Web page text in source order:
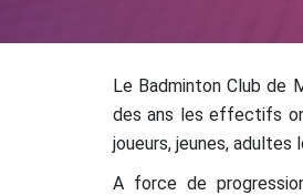
Le Badminton Club de
des ans les effectifs
joueurs, jeunes, adultes
A force de